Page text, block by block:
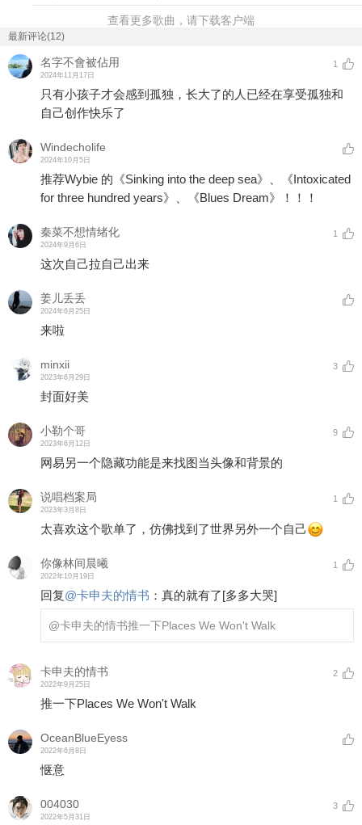
查看更多歌曲，请下载客户端
最新评论(12)
名字不會被佔用
2024年11月17日
1
只有小孩子才会感到孤独，长大了的人已经在享受孤独和
自己创作快乐了
Windecholife
2024年10月5日
推荐Wybie 的《Sinking into the deep sea》、《Intoxicated
for three hundred years》、《Blues Dream》！！！
秦菜不想情绪化
2024年9月6日
1
这次自己拉自己出来
姜儿丢丢
2024年6月25日
来啦
minxii
2023年6月29日
3
封面好美
小勒个哥
2023年6月12日
9
网易另一个隐藏功能是来找图当头像和背景的
说唱档案局
2023年3月8日
1
太喜欢这个歌单了，仿佛找到了世界另外一个自己
你像林间晨曦
2022年10月19日
1
回复@卡申夫的情书 ： 真的就有了[多多大哭]
@卡申夫的情书推一下Places We Won't Walk
卡申夫的情书
2022年9月25日
2
推一下Places We Won't Walk
OceanBlueEyess
2022年6月8日
惬意
004030
2022年5月31日
3